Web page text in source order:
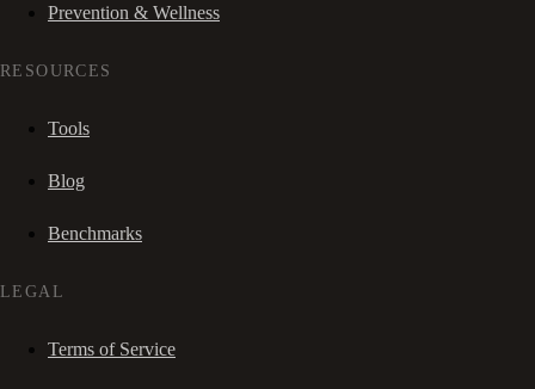
Prevention & Wellness
RESOURCES
Tools
Blog
Benchmarks
LEGAL
Terms of Service